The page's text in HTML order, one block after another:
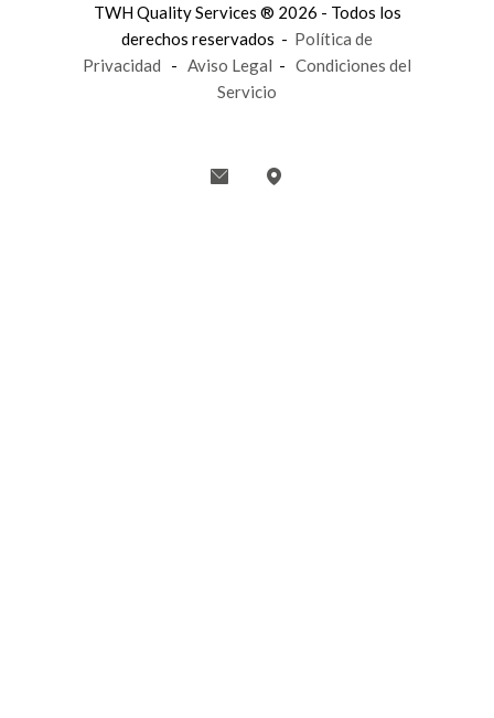
TWH Quality Services ® 2026 - Todos los
derechos reservados - Política de
Privacidad - Aviso Legal - Condiciones del
Servicio